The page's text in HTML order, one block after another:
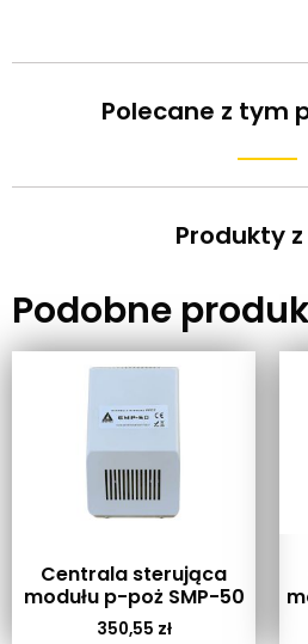
Polecane z tym
Produkty
Podobne
Centrala sterująca
modułu p-poż SMP-50
350,55 zł